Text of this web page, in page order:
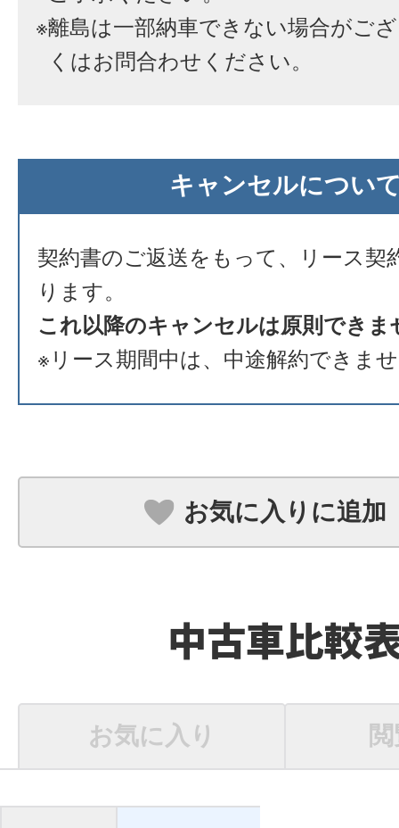
※離島は一部納車できない場合がご
くはお問合わせください。
キャンセルについ
契約書のご返送をもって、リース契
ります。
これ以降のキャンセルは原則できま
※リース期間中は、中途解約できま
お気に入りに追加
中古車比較
お気に入り